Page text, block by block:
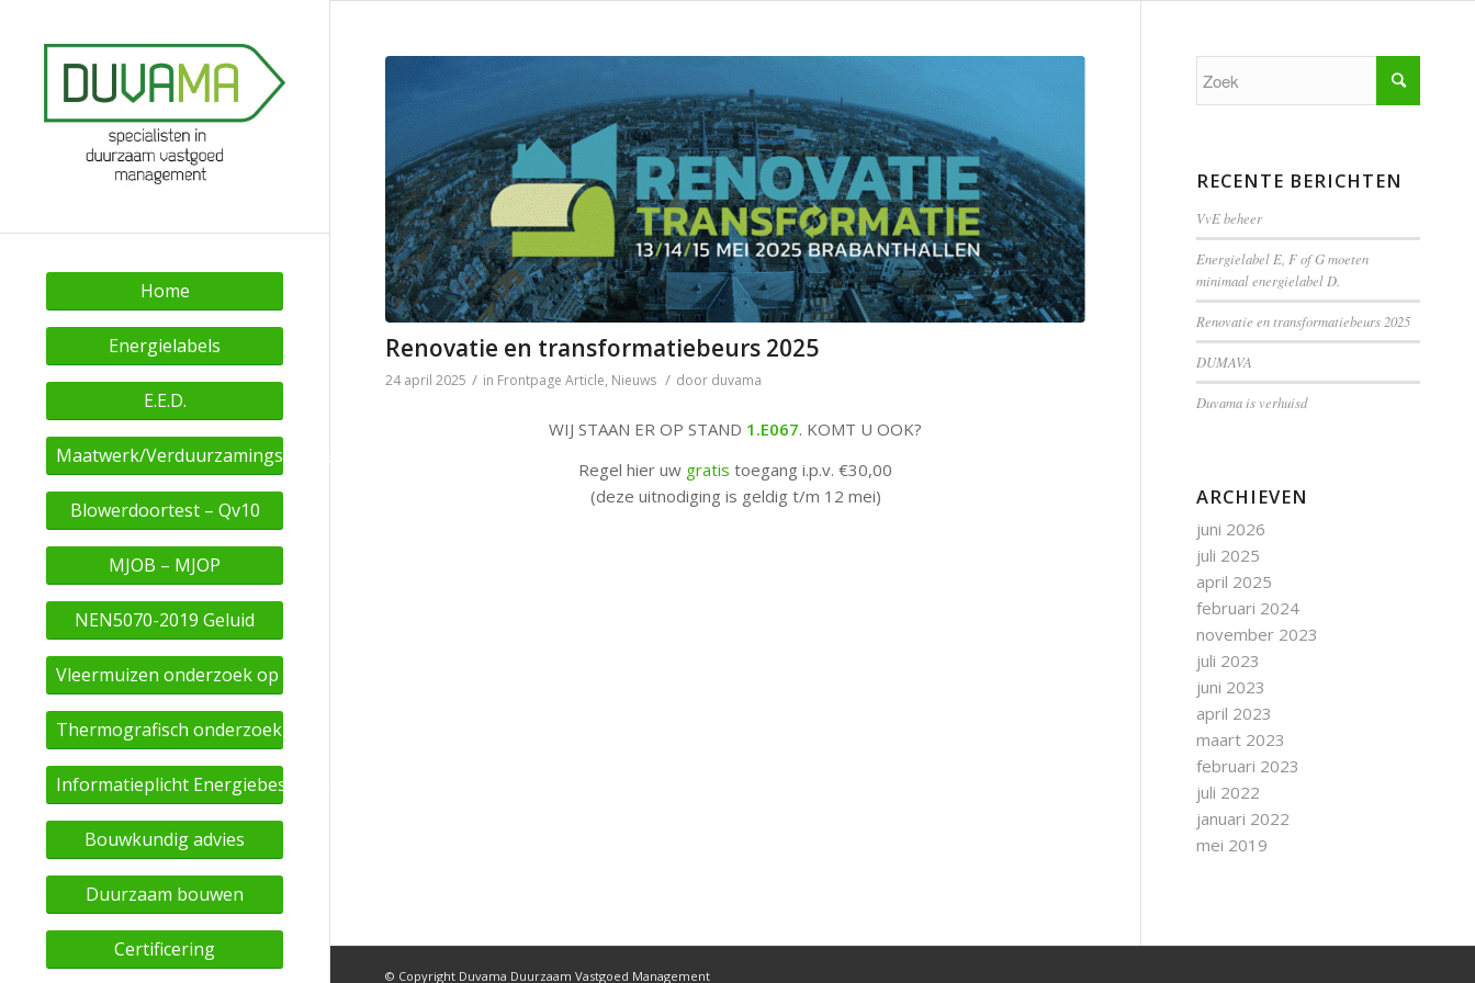
Home
Energielabels
E.E.D.
Maatwerk/Verduurzamingsadvies
Blowerdoortest – Qv10
MJOB – MJOP
NEN5070-2019 Geluid
Vleermuizen onderzoek op basis van eDNA
Thermografisch onderzoek
Informatieplicht Energiebesparing
Bouwkundig advies
Duurzaam bouwen
Certificering
Renovatie en transformatiebeurs 2025
24 april 2025 / in Frontpage Article, Nieuws / door duvama
WIJ STAAN ER OP STAND 1.E067. KOMT U OOK?
Regel hier uw gratis toegang i.p.v. €30,00
(deze uitnodiging is geldig t/m 12 mei)
RECENTE BERICHTEN
VvE beheer
Energielabel E, F of G moeten
minimaal energielabel D.
Renovatie en transformatiebeurs 2025
DUMAVA
Duvama is verhuisd
ARCHIEVEN
juni 2026
juli 2025
april 2025
februari 2024
november 2023
juli 2023
juni 2023
april 2023
maart 2023
februari 2023
juli 2022
januari 2022
mei 2019
© Copyright Duvama Duurzaam Vastgoed Management